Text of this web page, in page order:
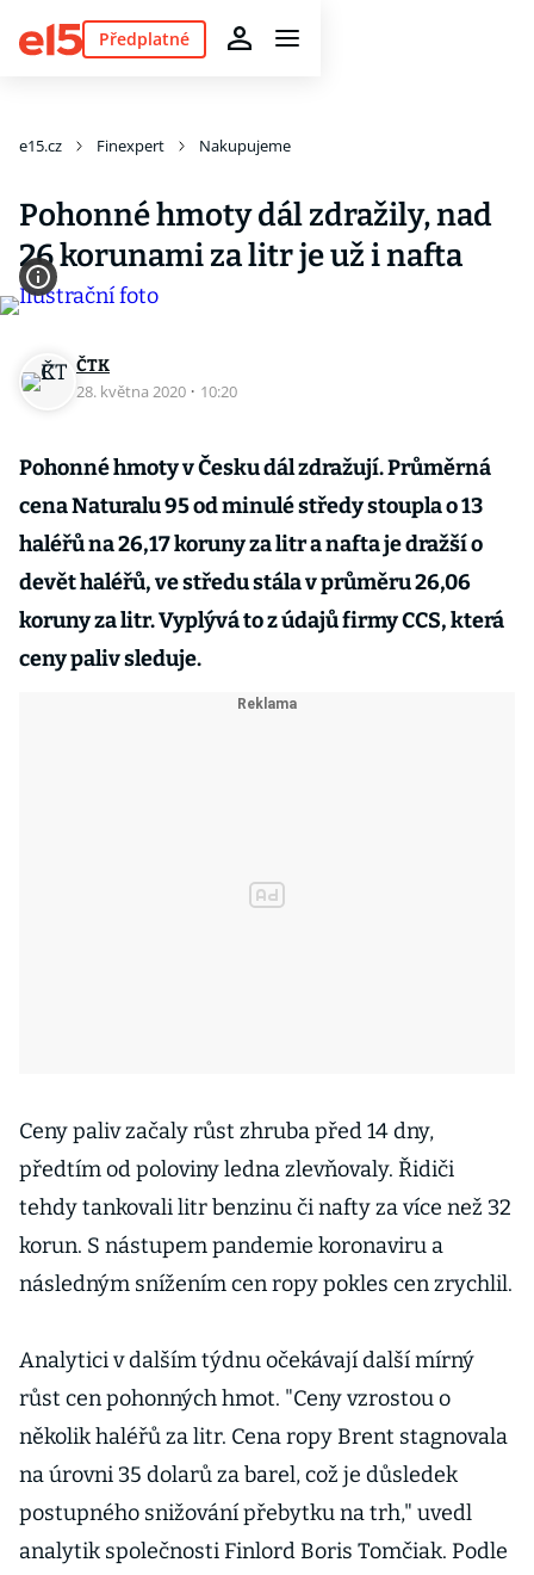
Předplatné
e15.cz Finexpert Nakupujeme
Pohonné hmoty dál zdražily, nad
26 korunami za litr je už i nafta
ČTK
28. května 2020 · 10:20
Pohonné hmoty v Česku dál zdražují. Průměrná
cena Naturalu 95 od minulé středy stoupla o 13
haléřů na 26,17 koruny za litr a nafta je dražší o
devět haléřů, ve středu stála v průměru 26,06
koruny za litr. Vyplývá to z údajů firmy CCS, která
ceny paliv sleduje.
Ceny paliv začaly růst zhruba před 14 dny,
předtím od poloviny ledna zlevňovaly. Řidiči
tehdy tankovali litr benzinu či nafty za více než 32
korun. S nástupem pandemie koronaviru a
následným snížením cen ropy pokles cen zrychlil.
Analytici v dalším týdnu očekávají další mírný
růst cen pohonných hmot. "Ceny vzrostou o
několik haléřů za litr. Cena ropy Brent stagnovala
na úrovni 35 dolarů za barel, což je důsledek
postupného snižování přebytku na trh," uvedl
analytik společnosti Finlord Boris Tomčiak. Podle